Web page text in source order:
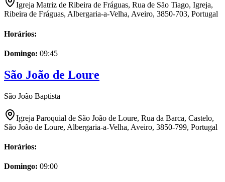
Igreja Matriz de Ribeira de Fráguas, Rua de São Tiago, Igreja,
Ribeira de Fráguas, Albergaria-a-Velha, Aveiro, 3850-703, Portugal
Horários:
Domingo: 09:45
São João de Loure
São João Baptista
Igreja Paroquial de São João de Loure, Rua da Barca, Castelo,
São João de Loure, Albergaria-a-Velha, Aveiro, 3850-799, Portugal
Horários:
Domingo: 09:00